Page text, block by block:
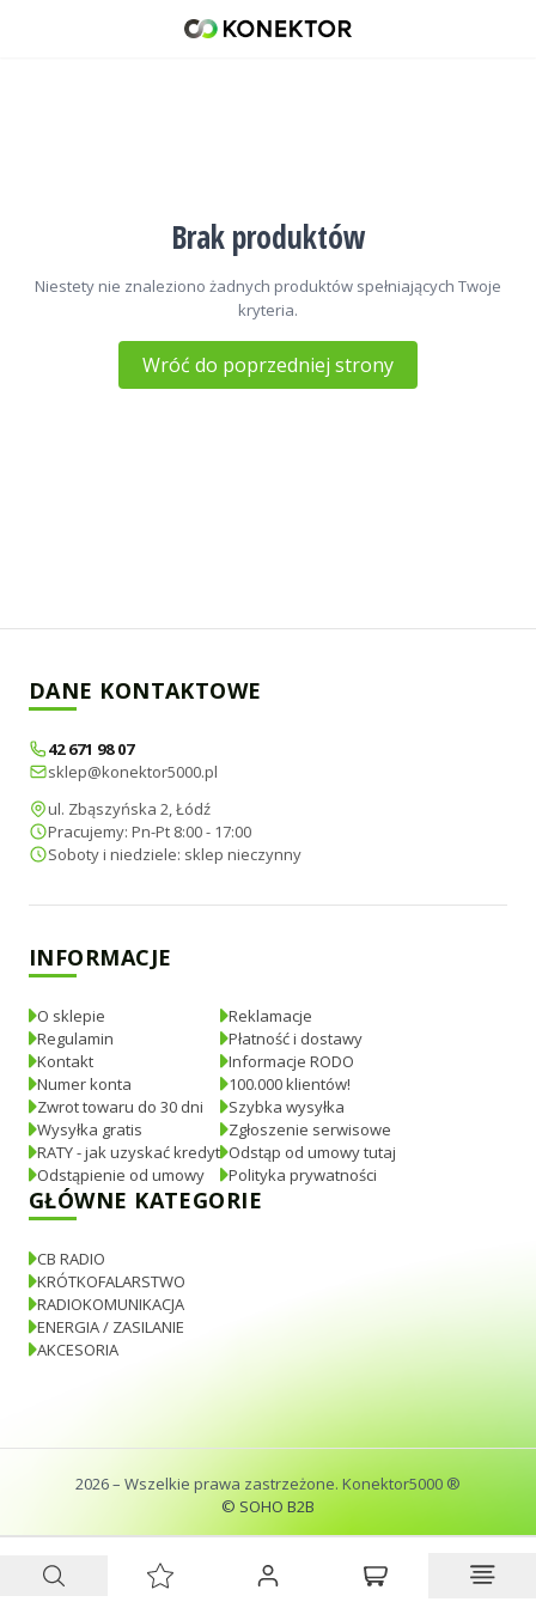
Brak produktów
Niestety nie znaleziono żadnych produktów spełniających Twoje
kryteria.
Wróć do poprzedniej strony
DANE KONTAKTOWE
42 671 98 07
sklep@konektor5000.pl
ul. Zbąszyńska 2, Łódź
Pracujemy: Pn-Pt 8:00 - 17:00
Soboty i niedziele: sklep nieczynny
INFORMACJE
O sklepie
Regulamin
Kontakt
Numer konta
Zwrot towaru do 30 dni
Wysyłka gratis
RATY - jak uzyskać kredyt
Odstąpienie od umowy
Reklamacje
Płatność i dostawy
Informacje RODO
100.000 klientów!
Szybka wysyłka
Zgłoszenie serwisowe
Odstąp od umowy tutaj
Polityka prywatności
GŁÓWNE KATEGORIE
CB RADIO
KRÓTKOFALARSTWO
RADIOKOMUNIKACJA
ENERGIA / ZASILANIE
AKCESORIA
2026– Wszelkie prawa zastrzeżone. Konektor5000 ®
© SOHO B2B